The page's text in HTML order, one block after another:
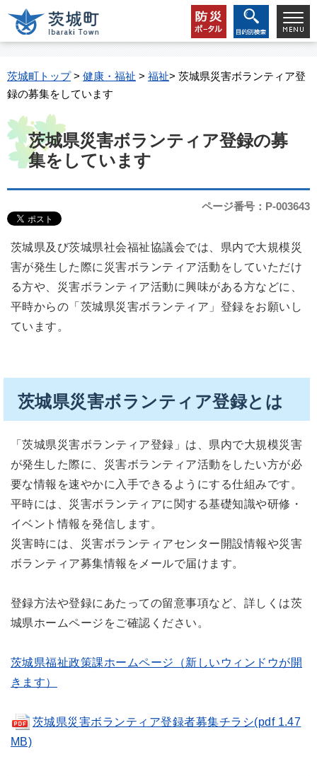
茨城町トップ> 健康・福祉 > 福祉> 茨城県災害ボランティア登
録の募集をしています
茨城県災害ボランティア登録の募
集をしています
ページ番号：P-003643
茨城県及び茨城県社会福祉協議会では、県内で大規模災
害が発生した際に災害ボランティア活動をしていただけ
る方や、災害ボランティア活動に興味がある方などに、
平時からの「茨城県災害ボランティア」登録をお願いし
ています。
茨城県災害ボランティア登録とは
「茨城県災害ボランティア登録」は、県内で大規模災害
が発生した際に、災害ボランティア活動をしたい方が必
要な情報を速やかに入手できるようにする仕組みです。
平時には、災害ボランティアに関する基礎知識や研修・
イベント情報を発信します。
災害時には、災害ボランティアセンター開設情報や災害
ボランティア募集情報をメールで届けます。
登録方法や登録にあたっての留意事項など、詳しくは茨
城県ホームページをご確認ください。
茨城県福祉政策課ホームページ（新しいウィンドウが開
きます）
茨城県災害ボランティア登録者募集チラシ(pdf 1.47
MB)